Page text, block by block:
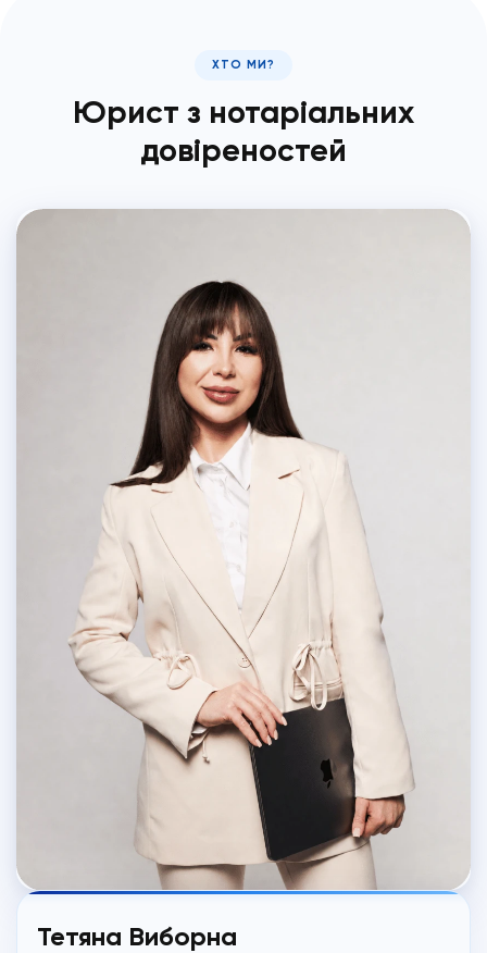
ХТО МИ?
Юрист з нотаріальних
довіреностей
Тетяна Виборна